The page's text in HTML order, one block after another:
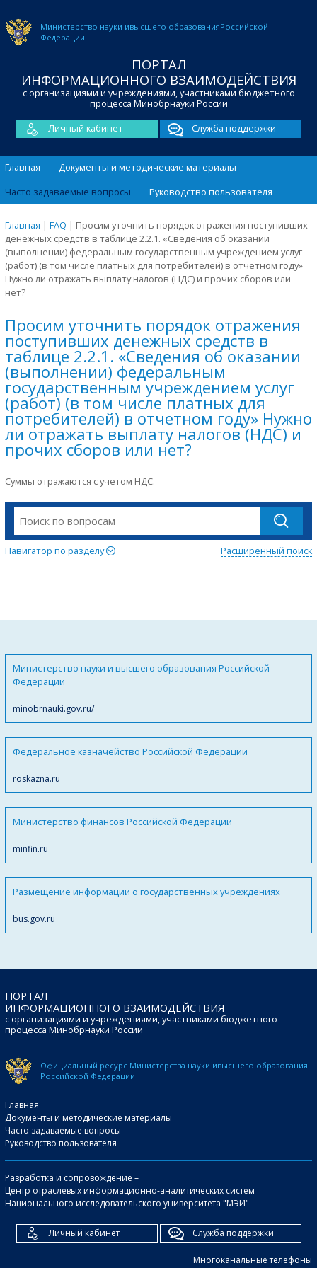
Министерство науки ивысшего образованияРоссийской
Федерации
ПОРТАЛ
ИНФОРМАЦИОННОГО ВЗАИМОДЕЙСТВИЯ
с организациями и учреждениями, участниками бюджетного
процесса Минобрнауки России
Личный кабинет
Служба поддержки
Главная
Документы и методические материалы
Часто задаваемые вопросы
Руководство пользователя
Главная | FAQ | Просим уточнить порядок отражения поступивших
денежных средств в таблице 2.2.1. «Сведения об оказании
(выполнении) федеральным государственным учреждением услуг
(работ) (в том числе платных для потребителей) в отчетном году»
Нужно ли отражать выплату налогов (НДС) и прочих сборов или
нет?
Просим уточнить порядок отражения
поступивших денежных средств в
таблице 2.2.1. «Сведения об оказании
(выполнении) федеральным
государственным учреждением услуг
(работ) (в том числе платных для
потребителей) в отчетном году» Нужно
ли отражать выплату налогов (НДС) и
прочих сборов или нет?
Суммы отражаются с учетом НДС.
Навигатор по разделу Расширенный поиск
Министерство науки и высшего образования Российской
Федерации
minobrnauki.gov.ru/
Федеральное казначейство Российской Федерации
roskazna.ru
Министерство финансов Российской Федерации
minfin.ru
Размещение информации о государственных учреждениях
bus.gov.ru
ПОРТАЛ
ИНФОРМАЦИОННОГО ВЗАИМОДЕЙСТВИЯ
с организациями и учреждениями, участниками бюджетного
процесса Минобрнауки России
Официальный ресурс Министерства науки ивысшего образования
Российской Федерации
Главная
Документы и методические материалы
Часто задаваемые вопросы
Руководство пользователя
Разработка и сопровождение –
Центр отраслевых информационно-аналитических систем
Национального исследовательского университета "МЭИ"
Личный кабинет Служба поддержки
Многоканальные телефоны